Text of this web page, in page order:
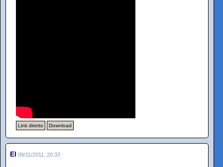
Link diretto Download
El 09/11/2011, 20:33